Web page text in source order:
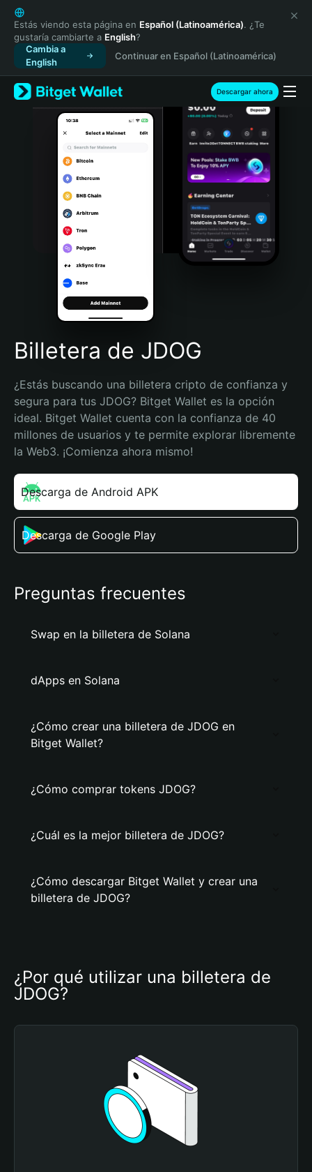
English
日本語
Tiếng Việt
Русский
Español (Latinoamérica)
Türkçe
Italiano
Português (Portugal)
Bahasa Indonesia
Português (Brasil)
Español (Argentina)
Estás viendo esta página en Español (Latinoamérica). ¿Te
gustaría cambiarte a English?
Cambia a
English
Continuar en Español (Latinoamérica)
Descargar ahora
Billetera de JDOG
¿Estás buscando una billetera cripto de confianza y
segura para tus JDOG? Bitget Wallet es la opción
ideal. Bitget Wallet cuenta con la confianza de 40
millones de usuarios y te permite explorar libremente
la Web3. ¡Comienza ahora mismo!
Descarga de Android APK
Descarga de Google Play
Preguntas frecuentes
Swap en la billetera de Solana
dApps en Solana
¿Cómo crear una billetera de JDOG en
Bitget Wallet?
¿Cómo comprar tokens JDOG?
¿Cuál es la mejor billetera de JDOG?
¿Cómo descargar Bitget Wallet y crear una
billetera de JDOG?
¿Por qué utilizar una billetera de
JDOG?